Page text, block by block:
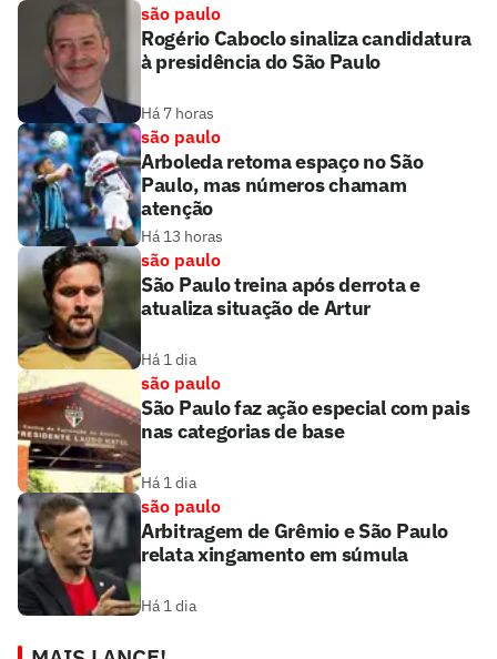
são paulo
Rogério Caboclo sinaliza candidatura
à presidência do São Paulo
Há 7 horas
são paulo
Arboleda retoma espaço no São
Paulo, mas números chamam
atenção
Há 13 horas
são paulo
São Paulo treina após derrota e
atualiza situação de Artur
Há 1 dia
são paulo
São Paulo faz ação especial com pais
nas categorias de base
Há 1 dia
são paulo
Arbitragem de Grêmio e São Paulo
relata xingamento em súmula
Há 1 dia